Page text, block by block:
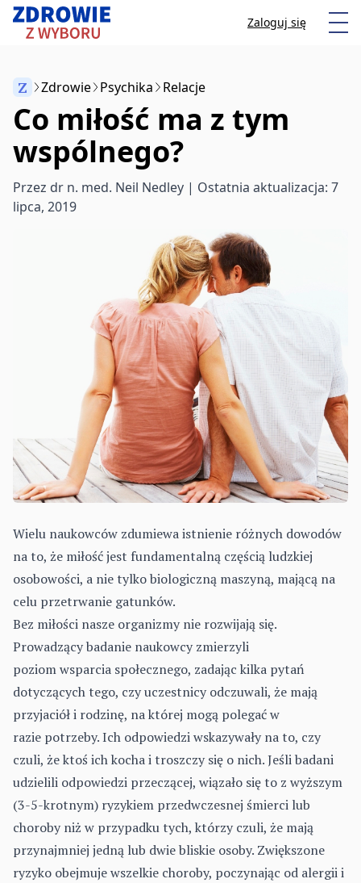
Przeskocz do treści Zaloguj się
Anuluj
Z Zdrowie Psychika Relacje
Co miłość ma z tym
wspólnego?
Przez dr n. med. Neil Nedley | Ostatnia aktualizacja: 7
lipca, 2019
Wielu naukowców zdumiewa istnienie różnych dowodów
na to, że miłość jest fundamentalną częścią ludzkiej
osobowości, a nie tylko biologiczną maszyną, mającą na
celu przetrwanie gatunków.
Bez miłości nasze organizmy nie rozwijają się.
Prowadzący badanie naukowcy zmierzyli
poziom wsparcia społecznego, zadając kilka pytań
dotyczących tego, czy uczestnicy odczuwali, że mają
przyjaciół i rodzinę, na której mogą polegać w
razie potrzeby. Ich odpowiedzi wskazywały na to, czy
czuli, że ktoś ich kocha i troszczy się o nich. Jeśli badani
udzielili odpowiedzi przeczącej, wiązało się to z wyższym
(3-5-krotnym) ryzykiem przedwczesnej śmierci lub
choroby niż w przypadku tych, którzy czuli, że mają
przynajmniej jedną lub dwie bliskie osoby. Zwiększone
ryzyko obejmuje wszelkie choroby, poczynając od alergii i